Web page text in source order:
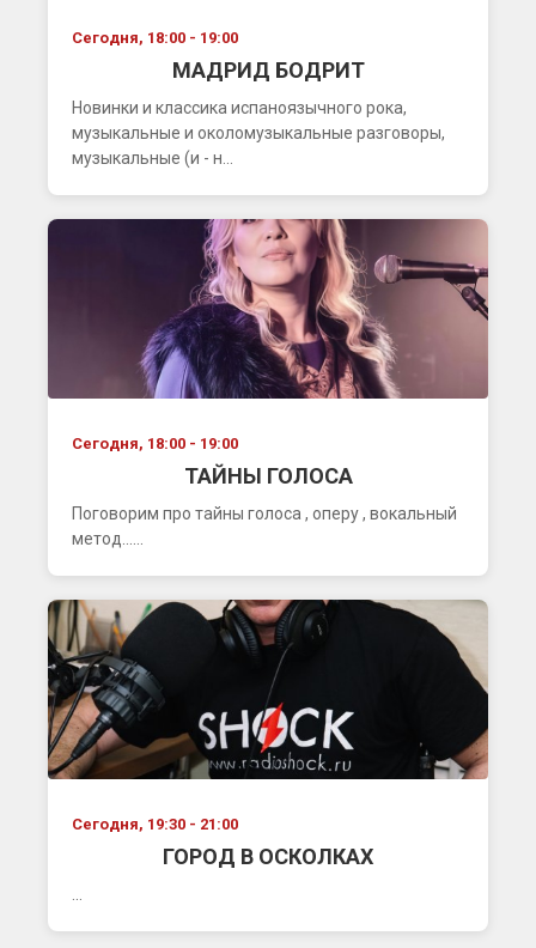
Сегодня, 18:00 - 19:00
МАДРИД БОДРИТ
Новинки и классика испаноязычного рока,
музыкальные и околомузыкальные разговоры,
музыкальные (и - н...
Сегодня, 18:00 - 19:00
ТАЙНЫ ГОЛОСА
Поговорим про тайны голоса , оперу , вокальный
метод......
Сегодня, 19:30 - 21:00
ГОРОД В ОСКОЛКАХ